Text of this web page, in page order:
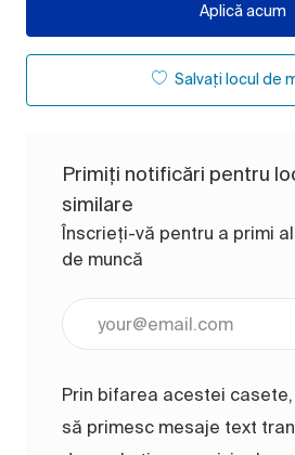
Aplică acum
Salvați locul de
Primiți notificări pentru
similare
Înscrieți-vă pentru a primi
de muncă
Prin bifarea acestei
să primesc mesaje text